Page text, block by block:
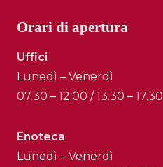
Orari di apertura
Uffici
Lunedì – Venerdì
07.30 – 12.00 / 13.30 – 17.30
Enoteca
Lunedì – Venerdì